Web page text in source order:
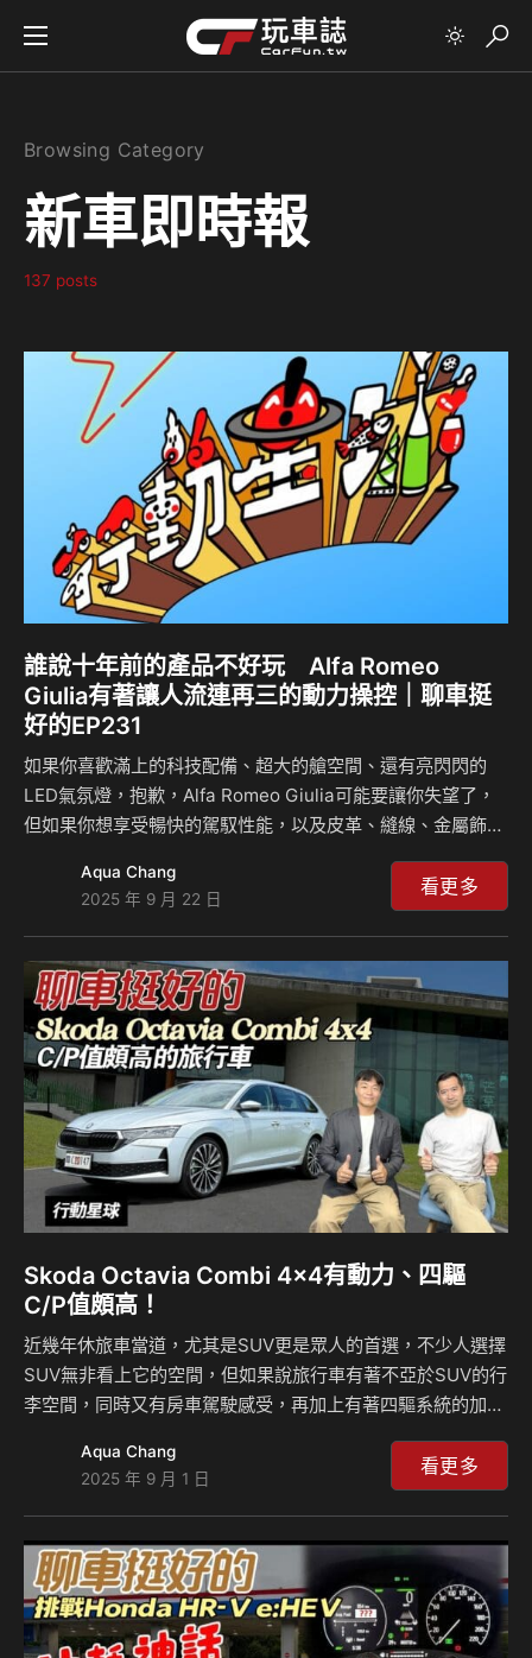
Browsing Category
新車即時報
137 posts
誰說十年前的產品不好玩 Alfa Romeo
Giulia有著讓人流連再三的動力操控｜聊車挺
好的EP231
如果你喜歡滿上的科技配備、超大的艙空間、還有亮閃閃的
LED氣氛燈，抱歉，Alfa Romeo Giulia可能要讓你失望了，
但如果你想享受暢快的駕馭性能，以及皮革、縫線、金屬飾板
性訴求的車款，雖說它上市了十年，十年過去你不僅不覺得它
外型old fashion，甚至還覺得有自己的味道，尤其是它暢快
寫意的動力操控，和同級比起來有過之而無不及，Giulia開起
來怎麼個爽法？來聽島叔和豪哥怎麼說？
Aqua Chang
2025 年 9 月 22 日
看更多
Skoda Octavia Combi 4×4有動力、四驅
C/P值頗高！
近幾年休旅車當道，尤其是SUV更是眾人的首選，不少人選擇
SUV無非看上它的空間，但如果說旅行車有著不亞於SUV的行
李空間，同時又有房車駕駛感受，再加上有著四驅系統的加
Skoda Octavia Combi 4×4就是一款這樣的產品，2.0升動
力、零百加速6.7秒，容量較中型SUV大的行李廂空間，而且
還有幾近滿上的配備，它是走運動路線的性能Wagon嗎？來
聽島叔和豪哥怎麼說？ 相關新聞：
Aqua Chang
2025 年 9 月 1 日
看更多